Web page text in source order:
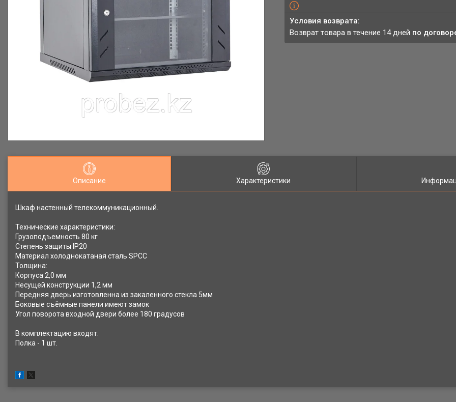
возврат товара в течение 14 дней по
Описание Характеристики
Шкаф настенный телекоммуникационный.
Технические характеристики:
Грузоподъемность 80 кг
Степень защиты IP20
Материал холоднокатаная сталь SPCC
Толщина:
Корпуса 2,0 мм
Несущей конструкции 1,2 мм
Передняя дверь изготовленна из закаленного стекла 5мм
Боковые съёмные панели имеют замок
Угол поворота входной двери более 180 градусов
В комплектацию входят:
Полка - 1 шт.